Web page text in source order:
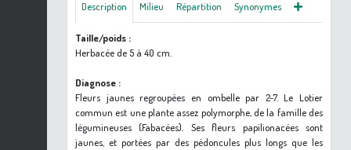
Description Milieu Répartition Synonymes
Taille/poids :
Herbacée de 5 à 40 cm.
Diagnose :
Fleurs jaunes regroupées en ombelle par 2-7. Le Lotier
commun est une plante assez polymorphe, de la famille des
légumineuses (Fabacées). Ses fleurs papilionacées sont
jaunes, et portées par des pédoncules plus longs que les